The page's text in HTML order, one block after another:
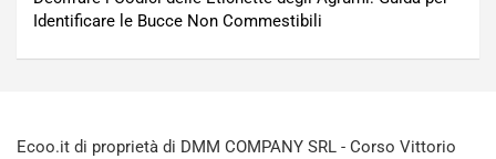
Identificare le Bucce Non Commestibili
Ecoo.it di proprietà di DMM COMPANY SRL - Corso Vittorio